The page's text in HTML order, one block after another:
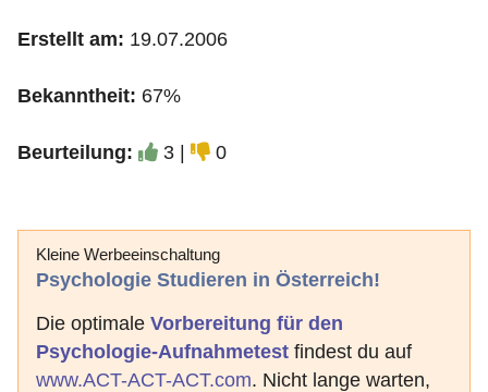
Erstellt am: 19.07.2006
Bekanntheit: 67%
Beurteilung: 3 | 0
Kleine Werbeeinschaltung
Psychologie Studieren in Österreich!
Die optimale Vorbereitung für den
Psychologie-Aufnahmetest findest du auf
www.ACT-ACT-ACT.com. Nicht lange warten,